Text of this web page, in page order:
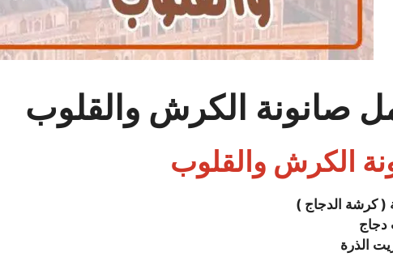
صانونة الكرش والقلوب
الكرش والقلوب
( كرشة الدجاج )
دجاج